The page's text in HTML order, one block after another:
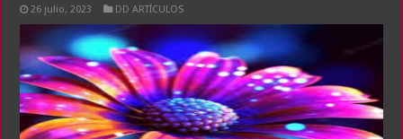
26 julio, 2023 DD ARTÍCULOS